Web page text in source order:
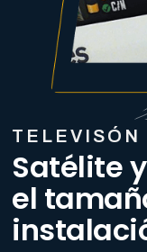
TELEVISÓN
Satélite
el